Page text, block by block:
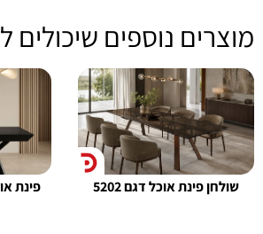
מוצרים נוספים שיכולים
שולחן פינת אוכל דגם 5202